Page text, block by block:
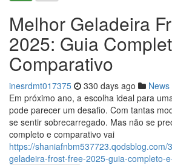
Melhor Geladeira
2025: Guia
Comparativo
inesrdmt017375 330 days ago News
Em próximo ano, a escolha ideal para
pode parecer um desafio. Com tantas
se sentir sobrecarregado. Mas não se
completo e comparativo vai
https://shaniafnbm537723.qodsblog.com/
geladeira-frost-free-2025-guia-completo-